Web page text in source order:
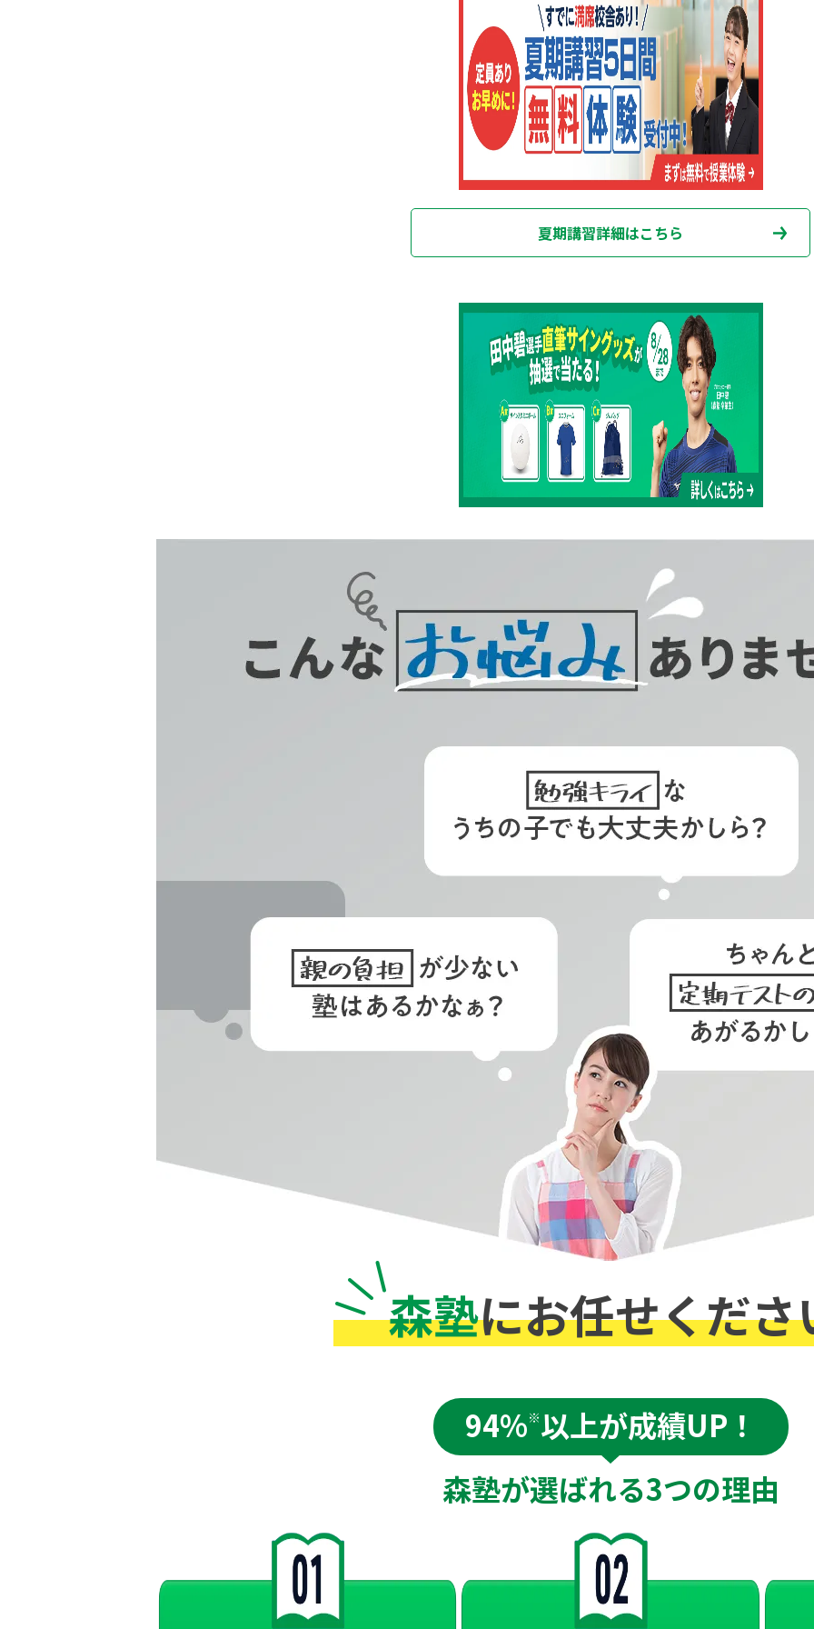
夏期講習詳細はこちら
森塾にお任せくださ
94%※以上が成績UP！
森塾が選ばれる3つの理由